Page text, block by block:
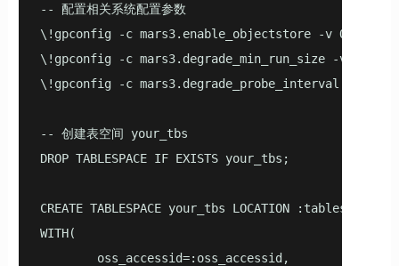
-- 配置相关系统配置参数
\!gpconfig -c mars3.enable_objectstore -v ON --
\!gpconfig -c mars3.degrade_min_run_size -v 0 --
\!gpconfig -c mars3.degrade_probe_interval -v
-- 创建表空间 your_tbs
DROP TABLESPACE IF EXISTS your_tbs;
CREATE TABLESPACE your_tbs LOCATION
WITH(
        oss_accessid=:oss_accessid,